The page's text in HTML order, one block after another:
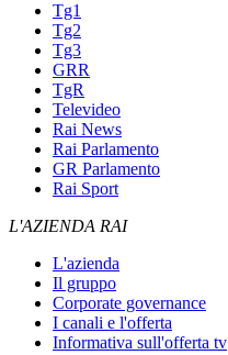
Tg1
Tg2
Tg3
GRR
TgR
Televideo
Rai News
Rai Parlamento
GR Parlamento
Rai Sport
L'AZIENDA RAI
L'azienda
Il gruppo
Corporate governance
I canali e l'offerta
Informativa sull'offerta tv